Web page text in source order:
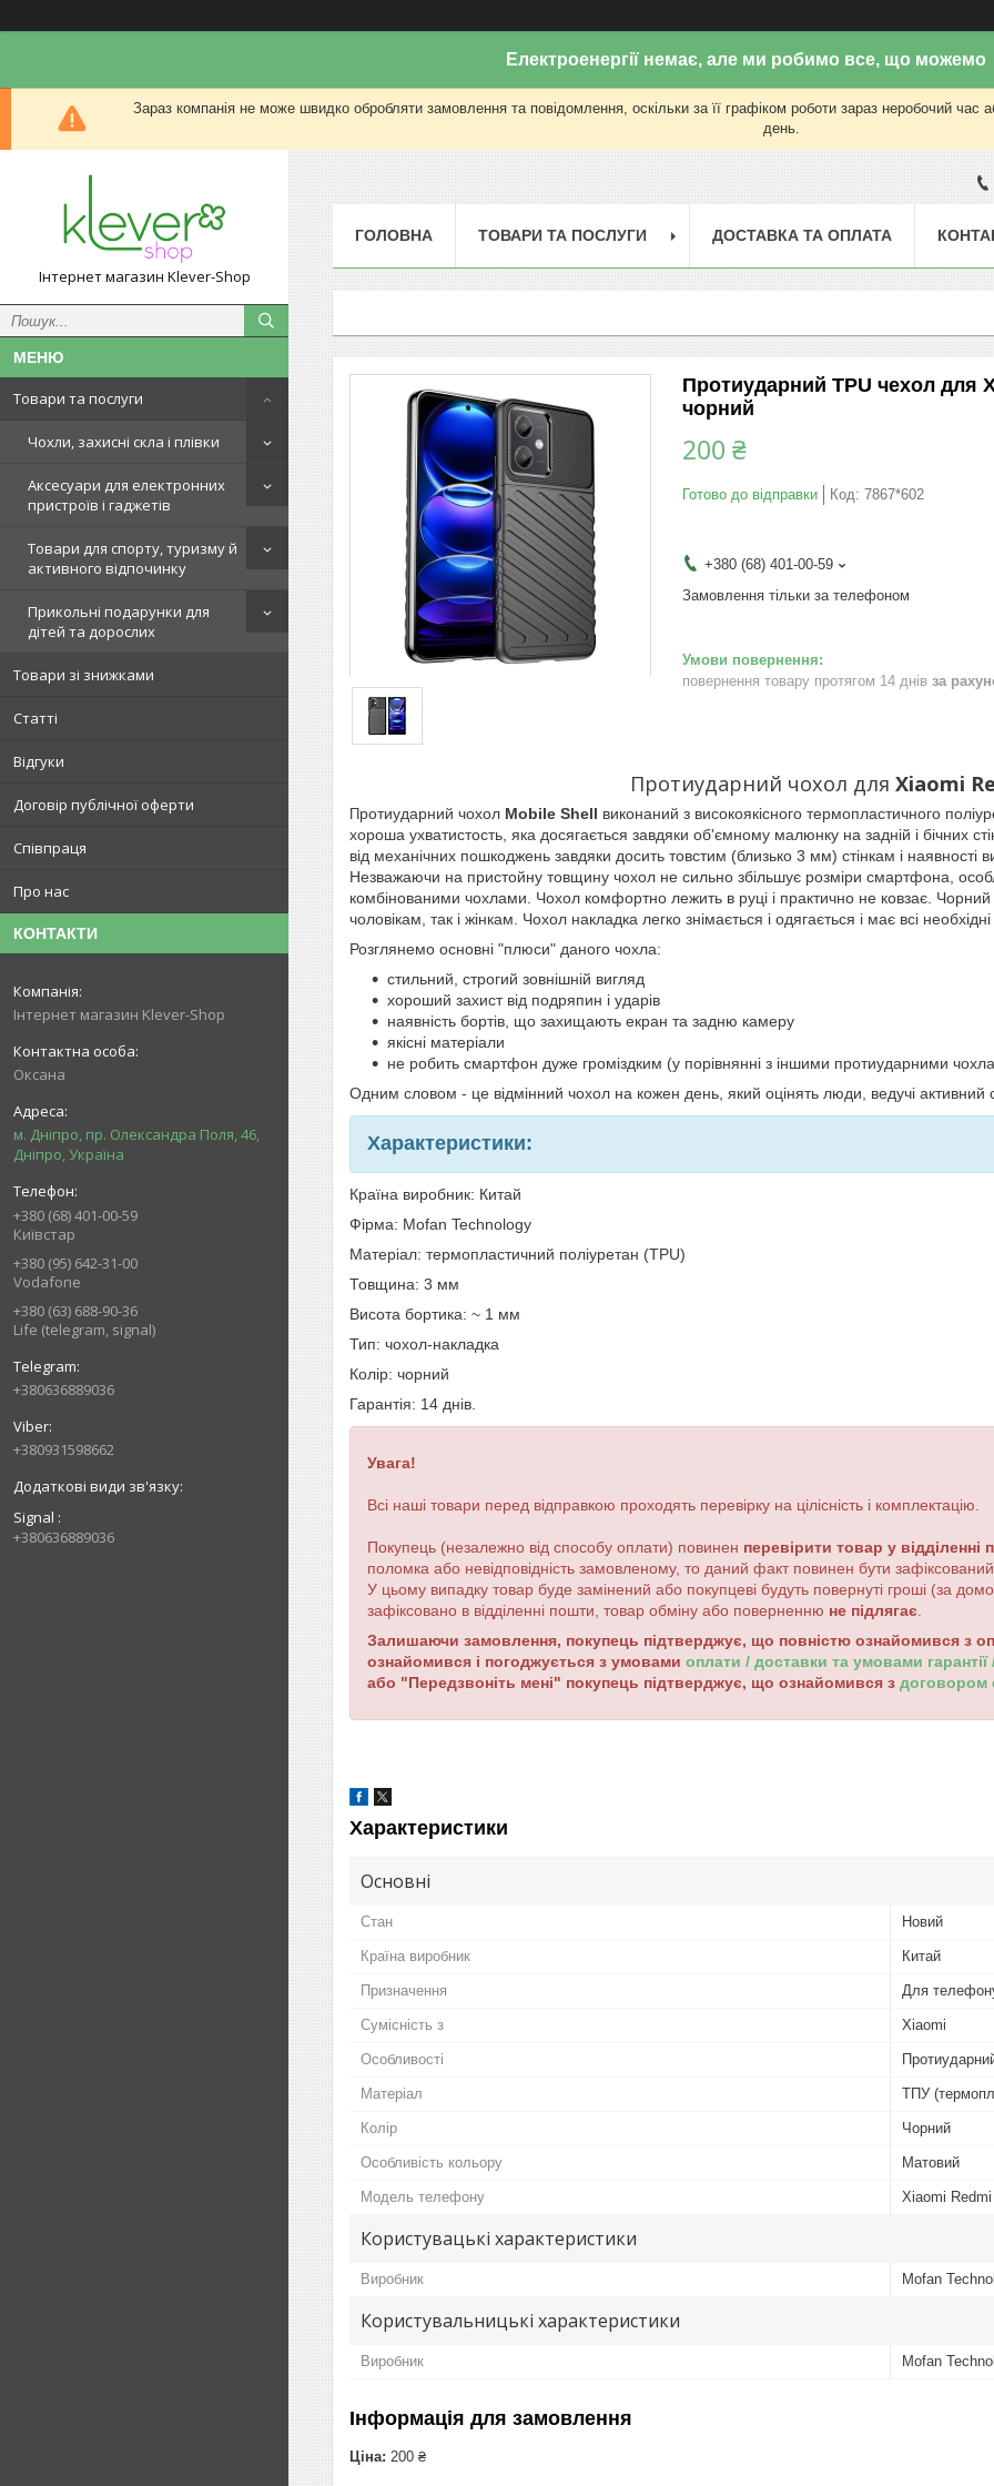
Електроенергії немає, але ми робимо все, що можемо
Зараз компанія не може швидко обробляти замовлення та повідомлення, оскільки за її графіком роботи зараз неробочий
день.
Інтернет магазин Klever-Shop
Товари та послуги
Чохли, захисні скла і плівки
Аксесуари для електронних
пристроїв і гаджетів
Товари для спорту, туризму й
активного відпочинку
Прикольні подарунки для
дітей та дорослих
Товари зі знижками
Статті
Відгуки
Договір публічної оферти
Співпраця
Про нас
КОНТАКТИ
Інтернет магазин Klever-Shop
Оксана
м. Дніпро, пр. Олександра Поля, 46,
Дніпро, Україна
+380 (68) 401-00-59
Київстар
+380 (95) 642-31-00
Vodafone
+380 (63) 688-90-36
Life (telegram, signal)
+380636889036
+380931598662
Signal
+380636889036
ГОЛОВНА ТОВАРИ ТА ПОСЛУГИ ДОСТАВКА ТА ОПЛАТА
Протиударний TPU чехол для
чорний
200 ₴
Готово до відправки Код: 7867*602
+380 (68) 401-00-59
Замовлення тільки за телефоном
повернення товару протягом 14 днів за
Протиударний чохол для Xiaomi
П ротиударний чохол Mobile Shell виконаний з високоякісного термопластичного
хороша ухватистость, яка досягається завдяки об'ємному малюнку на задній і бічних
від механічних пошкоджень завдяки досить товстим (близько 3 мм) стінкам і
Незважаючи на пристойну товщину чохол не сильно збільшує розміри смартфона,
комбінованими чохлами. Чохол комфортно лежить в руці і практично не ковзає. Чорний
чоловікам, так і жінкам. Чохол накладка легко знімається і одягається і має всі необхідні
Розглянемо основні "плюси" даного чохла:
стильний, строгий зовнішній вигляд
хороший захист від подряпин і ударів
наявність бортів, що захищають екран та задню камеру
якісні матеріали
не робить смартфон дуже громіздким (у порівнянні з іншими протиударними
Одним словом - це відмінний чохол на кожен день, який оцінять люди, ведучі активний
Характеристики:
Країна виробник: Китай
Фірма: Mofan Technology
Матеріал: термопластичний поліуретан (TPU)
Товщина: 3 мм
Висота бортика: ~ 1 мм
Тип: чохол-накладка
Колір: чорний
Гарантія: 14 днів.
Увага!
Всі наші товари перед відправкою проходять перевірку на цілісність і комплектацію.
Покупець (незалежно від способу оплати) повинен перевірити товар у відділенні
поломка або невідповідність замовленому, то даний факт повинен бути
У цьому випадку товар буде замінений або покупцеві будуть повернуті гроші (за
зафіксовано в відділенні пошти, товар обміну або поверненню не підлягає
Залишаючи замовлення, покупець підтверджує, що повністю ознайомився з
ознайомився і погоджується з умовами оплати / доставки та умовами
або "Передзвоніть мені" покупець підтверджує, що ознайомився з договором
Характеристики
Основні
Стан Новий
Країна виробник Китай
Призначення Для
Сумісність з Xiaomi
Особливості
Матеріал ТПУ
Колір Чорний
Особливість кольору Матовий
Модель телефону Xiaomi
Користувацькi характеристики
Виробник Mofan
Користувальницькі характеристики
Виробник Mofan
Інформація для замовлення
Ціна: 200 ₴